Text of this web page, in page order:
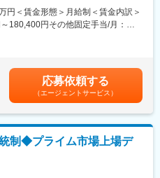
て：
「ホームメイト」ブランドは全国
することが出来ています。
ービス提供できることが当社の特
なメリットであると捉えておりま
、web戦略と営業力の強化を大き
いく予定です。
スを行うことで、組織の健全な成
を担っていただくことも考えてお
ート含む）
理、情報セキュリティ等の準拠性
報告書の作成および経営層への報
円＜賃金形態＞月給制＜賃金内訳＞
180,400円その他固定手当/月：
モデル年収：35歳 職階：係長 役
50歳 職階：次長 役職：主任内部
までも目安の金額であり、選考を
す。月給(月額)は固定手当を含めた
応募依頼する
（エージェントサービス）
制◆プライム市場上場デ